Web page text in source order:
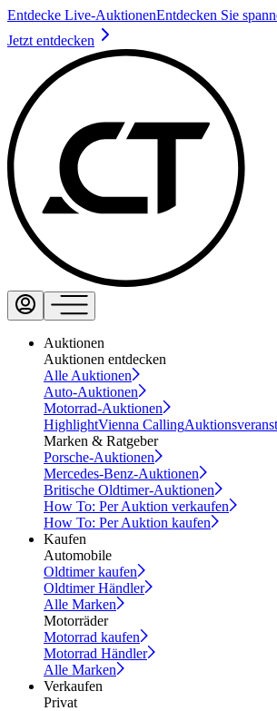
Entdecke Live-AuktionenEntdecken Sie
Jetzt entdecken
Auktionen
Auktionen entdecken
Alle Auktionen
Auto-Auktionen
Motorrad-Auktionen
HighlightVienna Calling
Marken & Ratgeber
Porsche-Auktionen
Mercedes-Benz-Auktionen
Britische Oldtimer-Auktionen
How To: Per Auktion verkaufen
How To: Per Auktion kaufen
Kaufen
Automobile
Oldtimer kaufen
Oldtimer Händler
Alle Marken
Motorräder
Motorrad kaufen
Motorrad Händler
Alle Marken
Verkaufen
Privat